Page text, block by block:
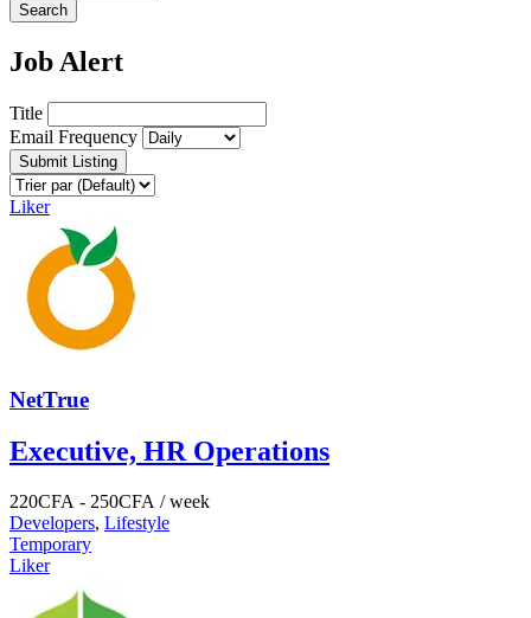
Search
Job Alert
Title
Email Frequency
Submit Listing
Liker
NetTrue
Executive, HR Operations
220CFA - 250CFA / week
Developers, Lifestyle
Temporary
Liker